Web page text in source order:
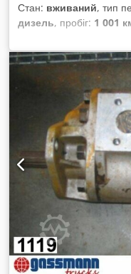
Стан: вживаний, тип
дизель, пробіг: 1 001